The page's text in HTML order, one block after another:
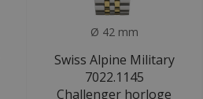
Ø 42 mm
Swiss Alpine Military
7022.1145
Challenger horloge